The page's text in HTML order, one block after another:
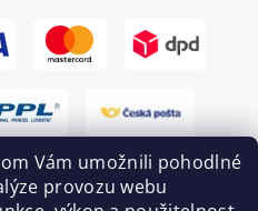
Vám umožnili pohodlné
provozu webu